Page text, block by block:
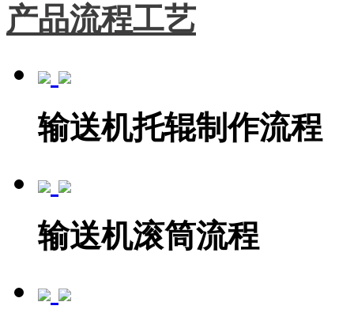
产品流程工艺
输送机托辊制作流程
输送机滚筒流程